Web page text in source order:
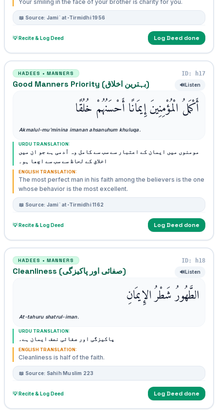
Your smiling in the face of your brother is charity for you.
📖 Source: Jami` at-Tirmidhi 1956
💡 Recite & Log Deed Log Deed done
HADEES • MANNERS ID: h17
Good Manners Priority (بہترین اخلاق) 🔊Listen
أَكْمَلُ الْمُؤْمِنِينَ إِيمَانًا أَحْسَنُهُمْ خُلُقًا
Akmalul-mu'minina imanan ahsanuhum khuluqa.
URDU TRANSLATION:
مومنوں میں ایمان کے اعتبار سے سب سے کامل وہ آدمی ہے جو ان میں
اخلاق کے لحاظ سے سب سے اچھا ہو۔
ENGLISH TRANSLATION:
The most perfect man in his faith among the believers is the one
whose behavior is the most excellent.
📖 Source: Jami` at-Tirmidhi 1162
💡 Recite & Log Deed Log Deed done
HADEES • MANNERS ID: h18
Cleanliness (صفائی اور پاکیزگی) 🔊Listen
الطَّهُورُ شَطْرُ الإِيمَانِ
At-tahuru shatrul-iman.
URDU TRANSLATION:
پاکیزگی اور صفائی نصف ایمان ہے۔
ENGLISH TRANSLATION:
Cleanliness is half of the faith.
📖 Source: Sahih Muslim 223
💡 Recite & Log Deed Log Deed done